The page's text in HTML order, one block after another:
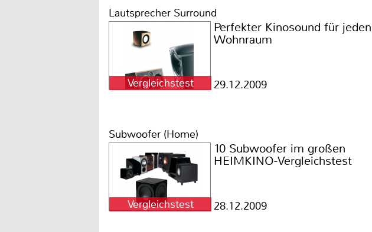
Lautsprecher Surround
Vergleichstest
Perfekter Kinosound für jeden
Wohnraum
29.12.2009
Subwoofer (Home)
Vergleichstest
10 Subwoofer im großen
HEIMKINO-Vergleichstest
28.12.2009